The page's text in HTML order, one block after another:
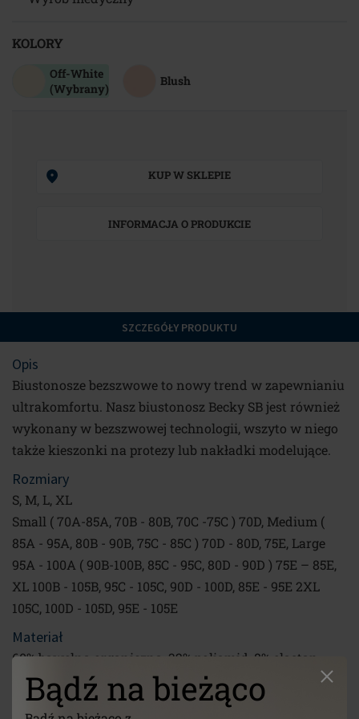
Bądź na bieżąco
KOLORY
Off-White
(Wybrany)
Blush
KUP W SKLEPIE
INFORMACJA O PRODUKCIE
SZCZEGÓŁY PRODUKTU
Opis
Biustonosze bezszwowe to nowy trend w zapewnianiu
ultrakomfortu. Nasz biustonosz Becky SB jest również
wykonany w bezszwowej technologii, wszyto w niego
także kieszonki na protezy lub nakładki modelujące.
Rozmiary
S, M, L, XL
Small ( 70A-85A, 70B - 80B, 70C -75C ) 70D, Medium (
85A - 95A, 80B - 90B, 75C - 85C ) 70D - 80D, 75E, Large
95A - 100A ( 90B-100B, 85C - 95C, 80D - 90D ) 75E – 85E,
XL 100B - 105B, 95C - 105C, 90D - 100D, 85E - 95E 2XL
105C, 100D - 105D, 95E - 105E
Materiał
60% bawełna organiczna, 32% poliamid, 8% elastan
Prać ręcznie w niskiej temperaturze 30°, nie wybielać,